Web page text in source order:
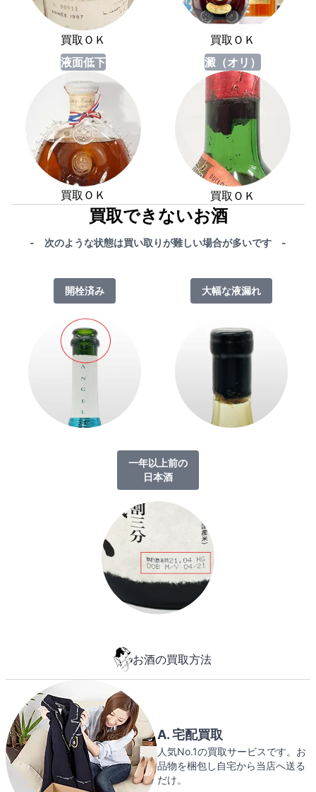
買取ＯＫ
買取ＯＫ
液面低下
買取ＯＫ
澱（オリ）
買取ＯＫ
買取できないお酒
- 次のような状態は買い取りが難しい場合が多いです -
開栓済み 大幅な液漏れ
一年以上前の
日本酒
お酒の買取方法
A. 宅配買取
人気No.1の買取サービスです。お
品物を梱包し自宅から当店へ送る
だけ。